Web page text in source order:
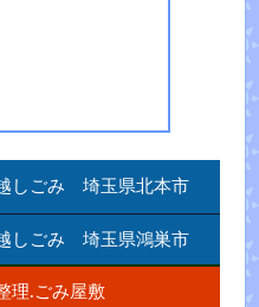
ごみ 埼玉県北本市
ごみ 埼玉県鴻巣市
理.ごみ屋敷